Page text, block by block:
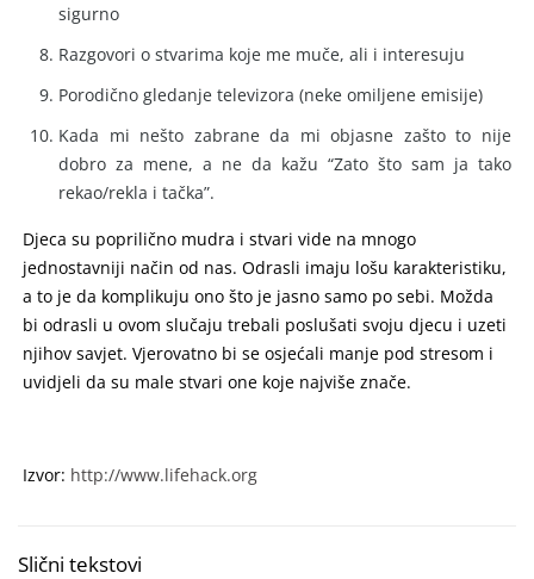
sigurno
Razgovori o stvarima koje me muče, ali i interesuju
Porodično gledanje televizora (neke omiljene emisije)
Kada mi nešto zabrane da mi objasne zašto to nije
dobro za mene, a ne da kažu “Zato što sam ja tako
rekao/rekla i tačka”.
Djeca su poprilično mudra i stvari vide na mnogo
jednostavniji način od nas. Odrasli imaju lošu karakteristiku,
a to je da komplikuju ono što je jasno samo po sebi. Možda
bi odrasli u ovom slučaju trebali poslušati svoju djecu i uzeti
njihov savjet. Vjerovatno bi se osjećali manje pod stresom i
uvidjeli da su male stvari one koje najviše znače.
Izvor: http://www.lifehack.org
Slični tekstovi